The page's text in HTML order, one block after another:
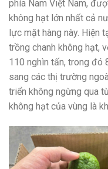
phía Nam Việt Nam,
không hạt lớn nhất cả
lực mặt hàng này. Hiện
trồng chanh không hạt,
110 nghìn tấn, trong đó
sang các thị trường
triển không ngừng qua
không hạt của vùng là